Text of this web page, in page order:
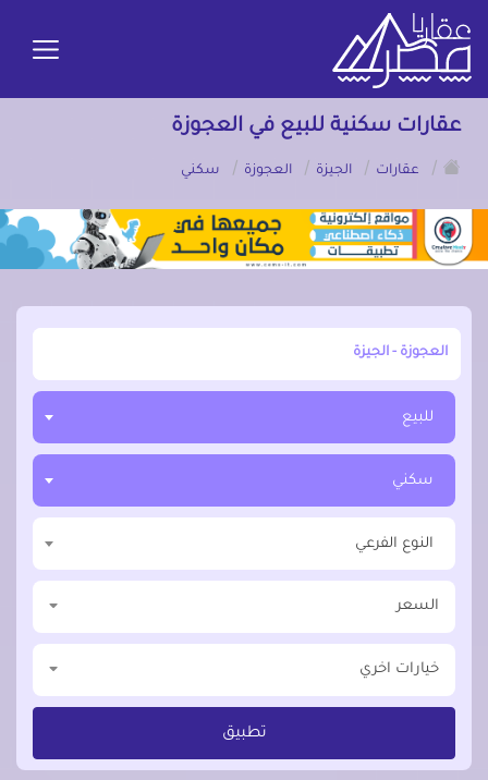
عقارات سكنية للبيع في العجوزة
/
عقارات / الجيزة / العجوزة / سكني
أبحث عن مدينة, محافظة, حي
للبيع
سكني
النوع الفرعي
السعر
خيارات اخري
تطبيق